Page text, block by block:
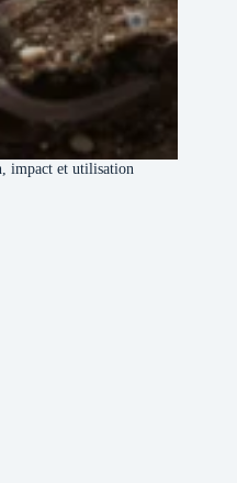
impact et utilisation